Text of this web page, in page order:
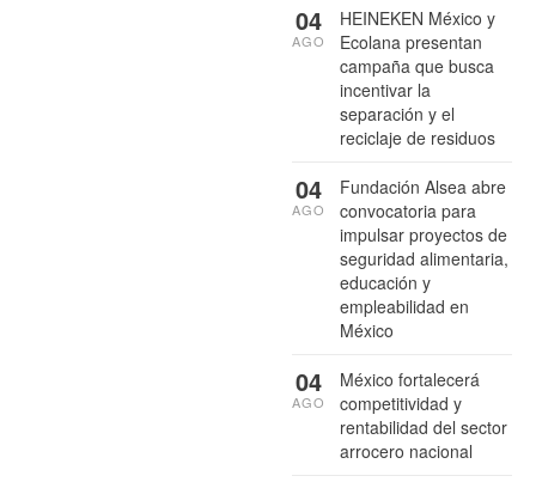
HEINEKEN México y
Ecolana presentan
campaña que busca
incentivar la
separación y el
reciclaje de residuos
04
AGO
Fundación Alsea abre
convocatoria para
impulsar proyectos de
seguridad alimentaria,
educación y
empleabilidad en
México
04
AGO
México fortalecerá
competitividad y
rentabilidad del sector
arrocero nacional
04
AGO